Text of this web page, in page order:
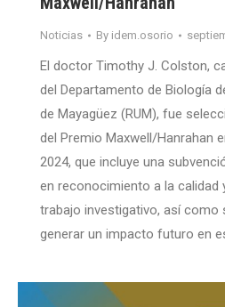
Noticias By idem.osorio
El doctor Timothy J. Colston,
del Departamento de Biología
de Mayagüez (RUM), fue
del Premio Maxwell/Hanrahan
2024, que incluye una
en reconocimiento a la calidad
trabajo investigativo, así como
generar un impacto futuro en